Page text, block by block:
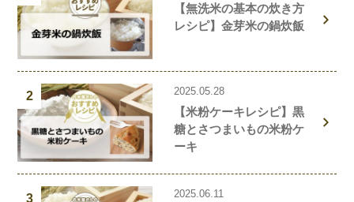
【無洗米の基本の炊き方
レシピ】金芽米の鍋炊飯
2 2025.05.28
【米粉ケーキレシピ】黒
糖とさつまいもの米粉ケ
ーキ
3 2025.06.11